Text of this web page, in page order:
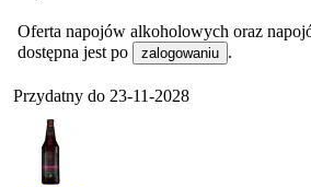
Oferta napojów alkoholowych oraz
dostępna jest po
zalogowaniu .
Przydatny do 23-11-2028